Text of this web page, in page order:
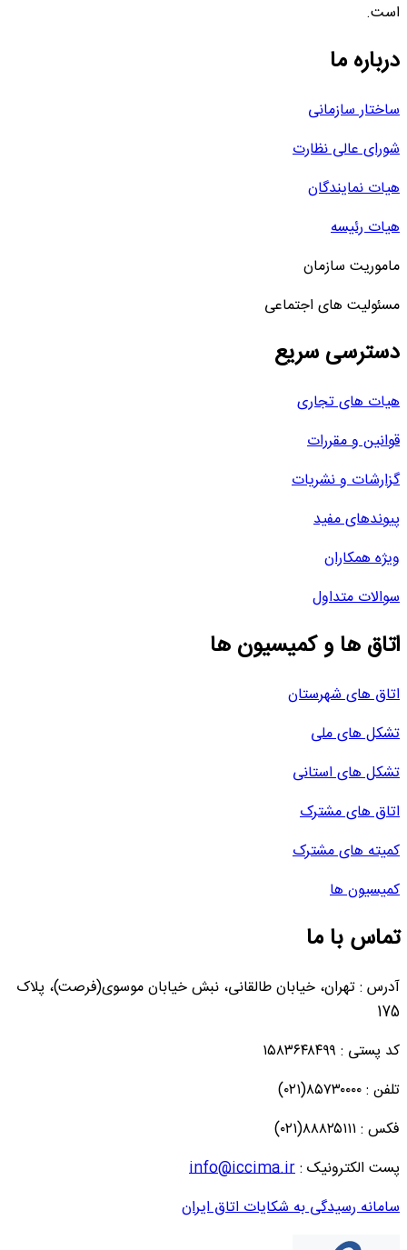
است.
درباره ما
ساختار سازمانی
شورای عالی نظارت
هیات نمایندگان
هیات رئیسه
ماموریت سازمان
مسئولیت های اجتماعی
دسترسی سریع
هیات های تجاری
قوانین و مقررات
گزارشات و نشریات
پیوندهای مفید
ویژه همکاران
سوالات متداول
اتاق ها و کمیسیون ها
اتاق های شهرستان
تشکل های ملی
تشکل های استانی
اتاق های مشترک
کمیته های مشترک
کمیسیون ها
تماس با ما
آدرس : تهران، خیابان طالقانی، نبش خیابان موسوی(فرصت)، پلاک
175
کد پستی : ۱۵۸۳۶۴۸۴۹۹
تلفن : ۸۵۷۳۰۰۰۰(۰۲۱)
فکس : ۸۸۸۲۵۱۱۱(۰۲۱)
پست الکترونیک :info@iccima.ir
سامانه رسیدگی به شکایات اتاق ایران